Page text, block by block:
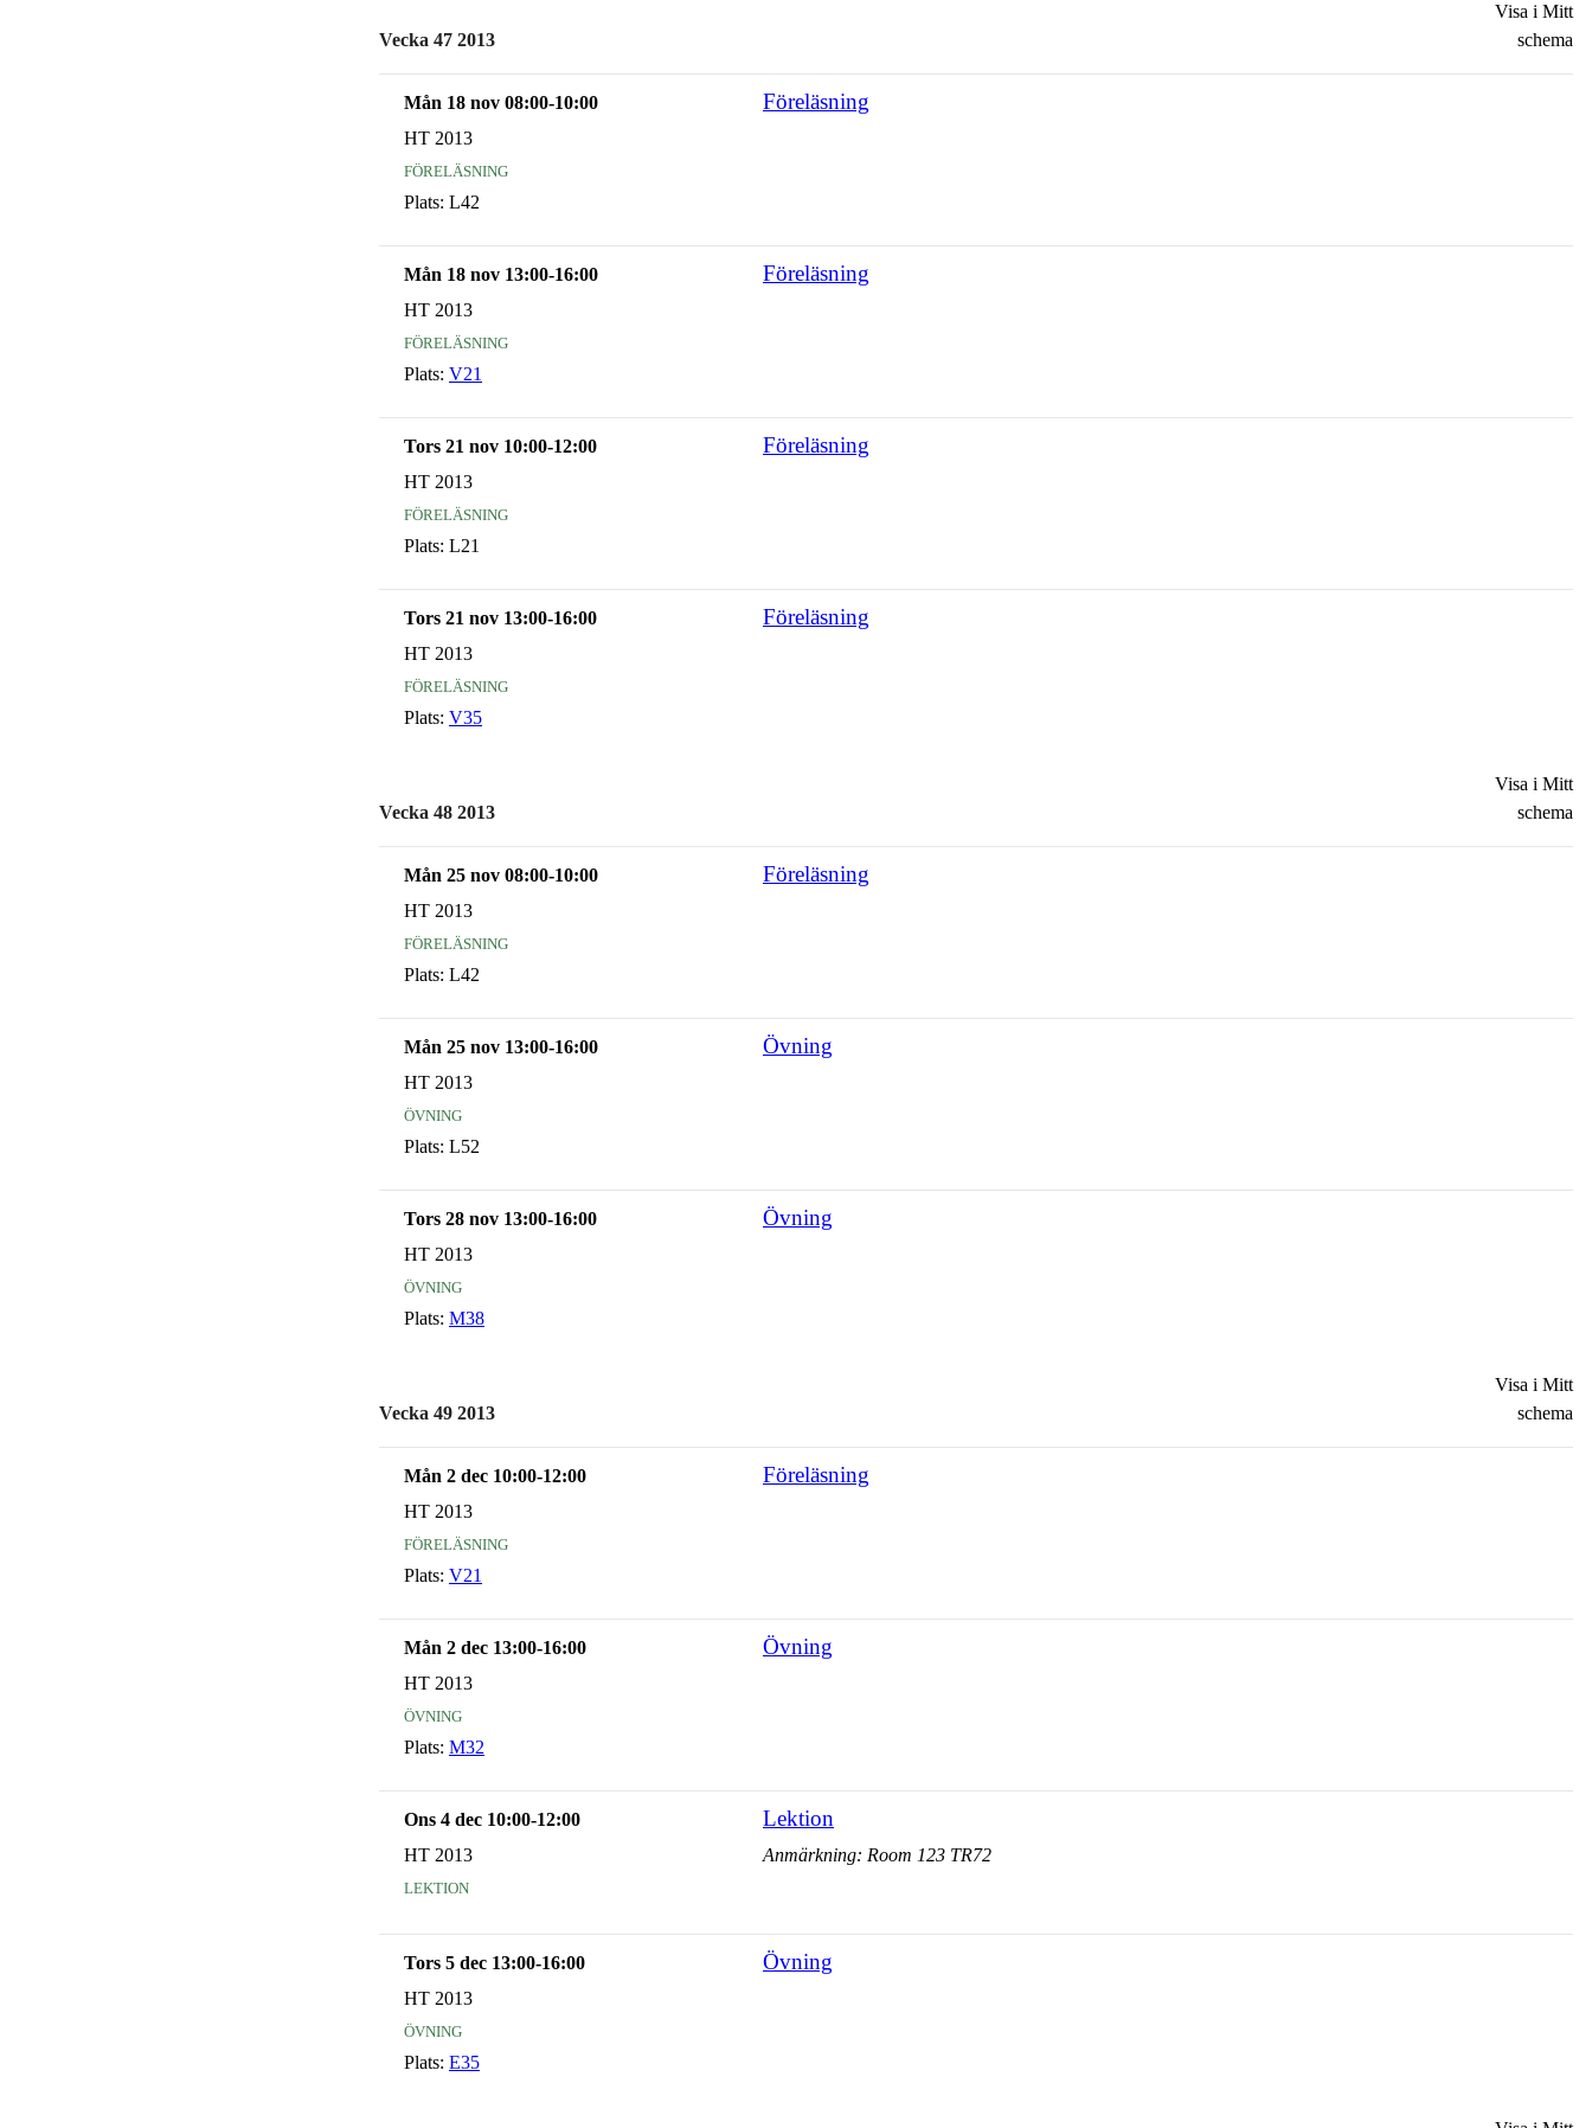
Vecka 47 2013
Visa i Mitt
schema
Mån 18 nov 08:00-10:00 Föreläsning
HT 2013
föreläsning
Plats: L42
Mån 18 nov 13:00-16:00 Föreläsning
HT 2013
föreläsning
Plats: V21
Tors 21 nov 10:00-12:00 Föreläsning
HT 2013
föreläsning
Plats: L21
Tors 21 nov 13:00-16:00 Föreläsning
HT 2013
föreläsning
Plats: V35
Vecka 48 2013
Visa i Mitt
schema
Mån 25 nov 08:00-10:00 Föreläsning
HT 2013
föreläsning
Plats: L42
Mån 25 nov 13:00-16:00 Övning
HT 2013
övning
Plats: L52
Tors 28 nov 13:00-16:00 Övning
HT 2013
övning
Plats: M38
Vecka 49 2013
Visa i Mitt
schema
Mån 2 dec 10:00-12:00 Föreläsning
HT 2013
föreläsning
Plats: V21
Mån 2 dec 13:00-16:00 Övning
HT 2013
övning
Plats: M32
Ons 4 dec 10:00-12:00 Lektion
HT 2013
lektion
Anmärkning: Room 123 TR72
Tors 5 dec 13:00-16:00 Övning
HT 2013
övning
Plats: E35